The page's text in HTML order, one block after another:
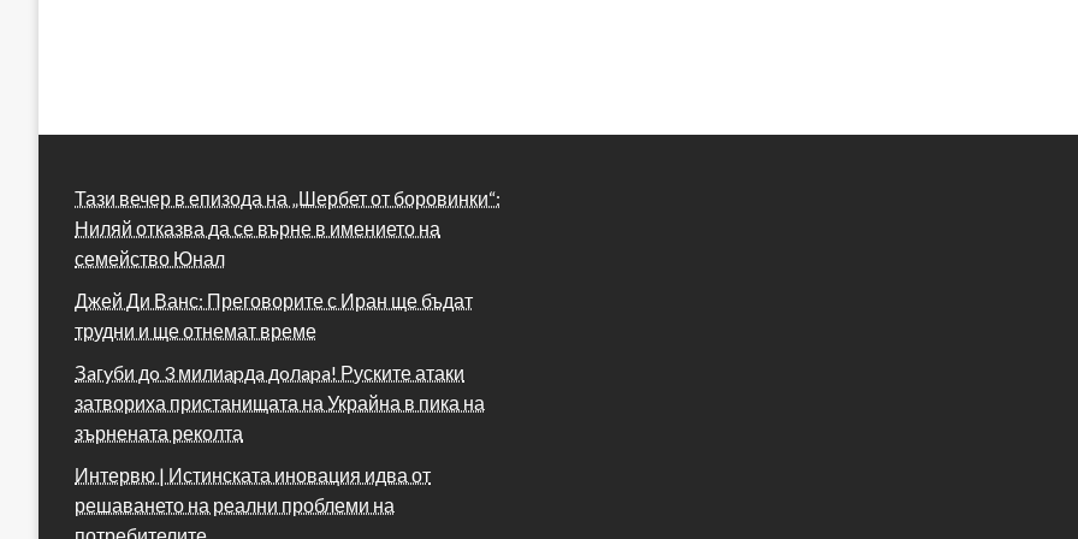
Тази вечер в епизода на „Шербет от боровинки“:
Ниляй отказва да се върне в имението на
семейство Юнал
Джей Ди Ванс: Преговорите с Иран ще бъдат
трудни и ще отнемат време
Зaгyби дo 3 милиapдa дoлapa! Руските атаки
затвориха пристанищата на Украйна в пика на
зърнената реколта
Интервю | Истинската иновация идва от
решаването на реални проблеми на
потребителите